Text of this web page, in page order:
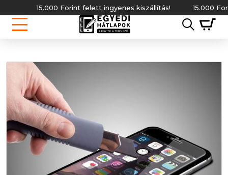
15.000 Forint felett ingyenes kiszállítás! 15.000